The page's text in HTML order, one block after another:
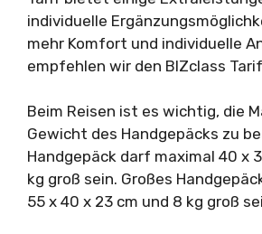
individuelle
mehr Komfort und individuelle
empfehlen wir den BIZclass
Beim Reisen ist es wichtig, die
Gewicht des Handgepäcks zu
Handgepäck darf maximal 40 x
kg groß sein. Großes
55 x 40 x 23 cm und 8 kg groß